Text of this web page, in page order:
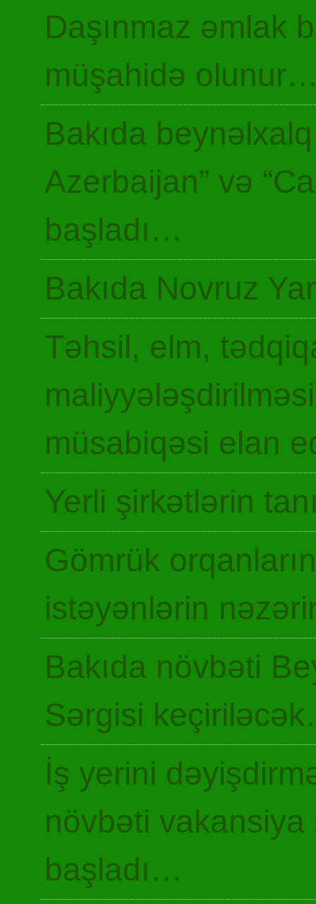
Daşınmaz əmlak
müşahidə
Bakıda
Azerbaijan” və
başladı…
Bakıda Novruz
Təhsil, elm,
müsabiqəsi elan
Yerli şirkətlərin
Gömrük
istəyənlərin
Bakıda növbəti
Sərgisi
İş yerini
növbəti
başladı…